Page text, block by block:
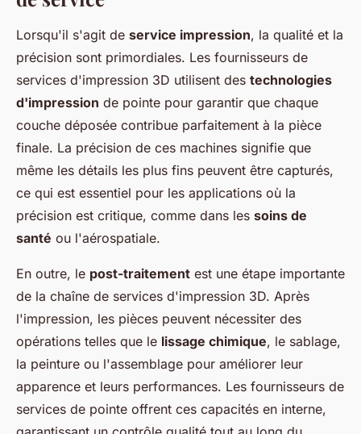
Lorsqu'il s'agit de service impression, la qualité et la
précision sont primordiales. Les fournisseurs de
services d'impression 3D utilisent des technologies
d'impression de pointe pour garantir que chaque
couche déposée contribue parfaitement à la pièce
finale. La précision de ces machines signifie que
même les détails les plus fins peuvent être capturés,
ce qui est essentiel pour les applications où la
précision est critique, comme dans les soins de
santé ou l'aérospatiale.
En outre, le post-traitement est une étape importante
de la chaîne de services d'impression 3D. Après
l'impression, les pièces peuvent nécessiter des
opérations telles que le lissage chimique, le sablage,
la peinture ou l'assemblage pour améliorer leur
apparence et leurs performances. Les fournisseurs de
services de pointe offrent ces capacités en interne,